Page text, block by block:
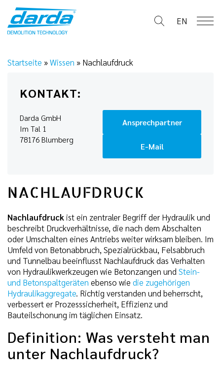
content
EN
Startseite »Wissen » Nachlaufdruck
KONTAKT:
Darda GmbH
Im Tal 1
78176 Blumberg
Ansprechpartner
E-Mail
NACHLAUFDRUCK
Nachlaufdruck ist ein zentraler Begriff der Hydraulik und
beschreibt Druckverhältnisse, die nach dem Abschalten
oder Umschalten eines Antriebs weiter wirksam bleiben. Im
Umfeld von Betonabbruch, Spezialrückbau, Felsabbruch
und Tunnelbau beeinflusst Nachlaufdruck das Verhalten
von Hydraulikwerkzeugen wie Betonzangen und Stein-
und Betonspaltgeräten ebenso wie die zugehörigen
Hydraulikaggregate. Richtig verstanden und beherrscht,
verbessert er Prozesssicherheit, Effizienz und
Bauteilschonung im täglichen Einsatz.
Definition: Was versteht man
unter Nachlaufdruck?